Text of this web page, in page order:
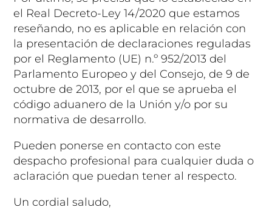
el Real Decreto-Ley 14/2020 que estamos
reseñando, no es aplicable en relación con
la presentación de declaraciones reguladas
por el Reglamento (UE) n.º 952/2013 del
Parlamento Europeo y del Consejo, de 9 de
octubre de 2013, por el que se aprueba el
código aduanero de la Unión y/o por su
normativa de desarrollo.
Pueden ponerse en contacto con este
despacho profesional para cualquier duda o
aclaración que puedan tener al respecto.
Un cordial saludo,